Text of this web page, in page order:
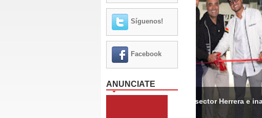
Síguenos!
Facebook
ANUNCIATE
UASD e ITLA